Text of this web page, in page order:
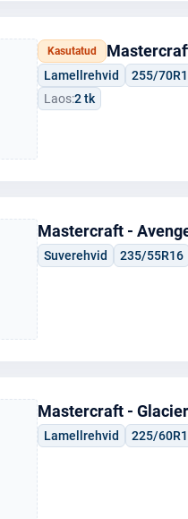
Kasutatud
Lamellrehvid 255/
Laos:2 tk
Mastercraft -
Suverehvid 235/55R16
Mastercraft -
Lamellrehvid 225/